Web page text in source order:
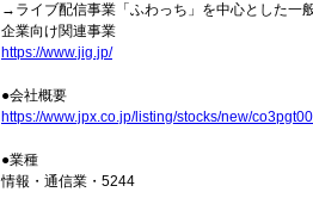
→ライブ配信事業「ふわっち」を中心とした一
企業向け関連事業
https://www.jig.jp/
●会社概要
https://www.jpx.co.jp/listing/stocks/new/
●業種
情報・通信業・5244